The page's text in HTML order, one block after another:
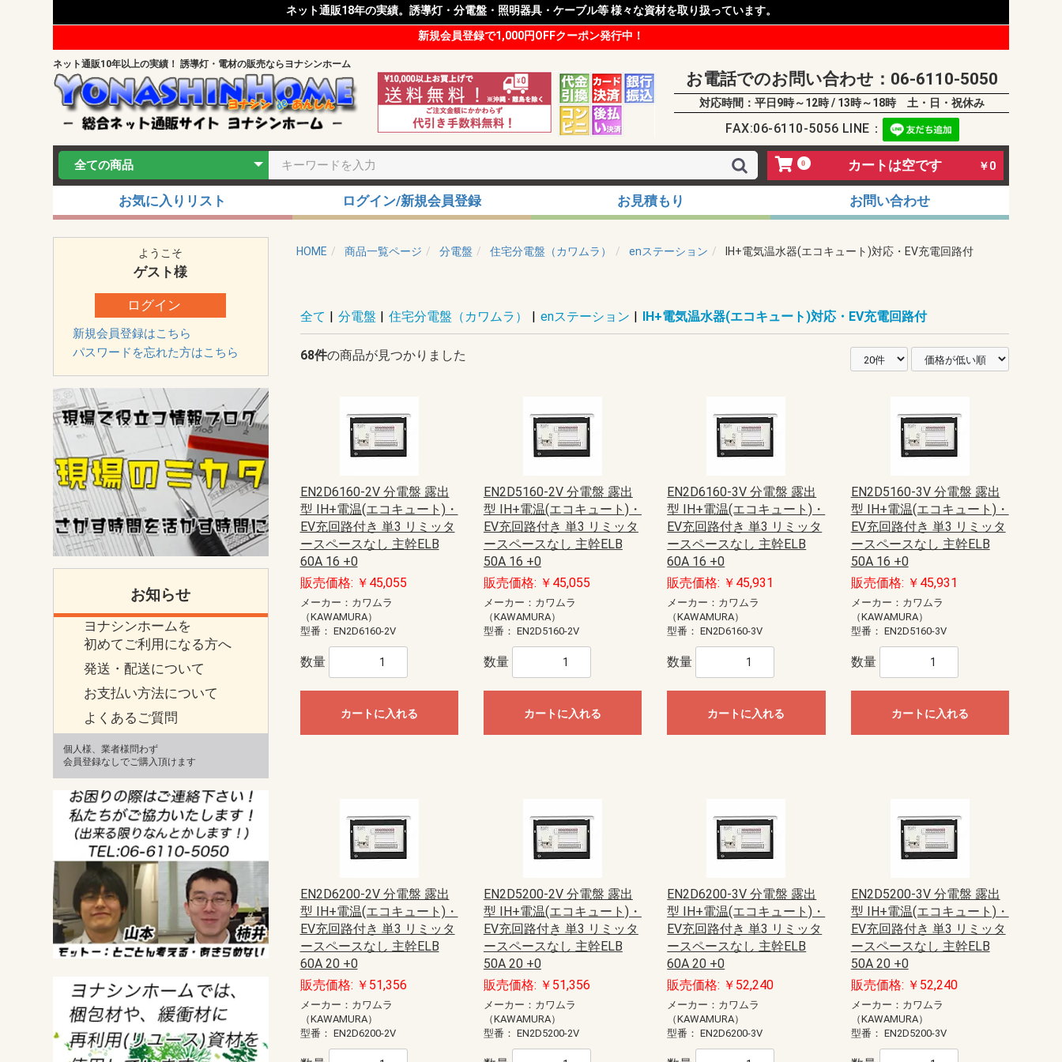
ネット通販18年の実績。誘導灯・分電盤・照明器具・ケーブル等 様々な資材を取り扱っています。
新規会員登録で1,000円OFFクーポン発行中！
ネット通販10年以上の実績！ 誘導灯・電材の販売ならヨナシンホーム
お電話でのお問い合わせ：06-6110-5050
対応時間：平日9時～12時 / 13時～18時 土・日・祝休み
FAX:06-6110-5056 LINE：
0 カートは空です ￥0
お気に入りリスト ログイン/新規会員登録 お見積もり お問い合わせ
ようこそ
ゲスト様
ログイン
新規会員登録はこちら
パスワードを忘れた方はこちら
お知らせ
ヨナシンホームを
初めてご利用になる方へ
発送・配送について
お支払い方法について
よくあるご質問
個人様、業者様問わず
会員登録なしでご購入頂けます
HOME 商品一覧ページ 分電盤 住宅分電盤（カワムラ） enステーション IH+電気温水器(エコキュート)対応・EV充電回路付
全て | 分電盤 | 住宅分電盤（カワムラ） | enステーション | IH+電気温水器(エコキュート)対応・EV充電回路付
68件の商品が見つかりました
EN2D6160-2V 分電盤 露出
型 IH+電温(エコキュート)・
EV充回路付き 単3 リミッタ
ースペースなし 主幹ELB
60A 16 +0
販売価格: ￥45,055
メーカー：カワムラ
（KAWAMURA）
型番： EN2D6160-2V
数量
カートに入れる
EN2D5160-2V 分電盤 露出
型 IH+電温(エコキュート)・
EV充回路付き 単3 リミッタ
ースペースなし 主幹ELB
50A 16 +0
販売価格: ￥45,055
メーカー：カワムラ
（KAWAMURA）
型番： EN2D5160-2V
数量
カートに入れる
EN2D6160-3V 分電盤 露出
型 IH+電温(エコキュート)・
EV充回路付き 単3 リミッタ
ースペースなし 主幹ELB
60A 16 +0
販売価格: ￥45,931
メーカー：カワムラ
（KAWAMURA）
型番：EN2D6160-3V
数量
カートに入れる
EN2D5160-3V 分電盤 露出
型 IH+電温(エコキュート)・
EV充回路付き 単3 リミッタ
ースペースなし 主幹ELB
50A 16 +0
販売価格: ￥45,931
メーカー：カワムラ
（KAWAMURA）
型番： EN2D5160-3V
数量
カートに入れる
EN2D6200-2V 分電盤 露出
型 IH+電温(エコキュート)・
EV充回路付き 単3 リミッタ
ースペースなし 主幹ELB
60A 20 +0
販売価格: ￥51,356
メーカー：カワムラ
（KAWAMURA）
型番： EN2D6200-2V
EN2D5200-2V 分電盤 露出
型 IH+電温(エコキュート)・
EV充回路付き 単3 リミッタ
ースペースなし 主幹ELB
50A 20 +0
販売価格: ￥51,356
メーカー：カワムラ
（KAWAMURA）
型番： EN2D5200-2V
EN2D6200-3V 分電盤 露出
型 IH+電温(エコキュート)・
EV充回路付き 単3 リミッタ
ースペースなし 主幹ELB
60A 20 +0
販売価格: ￥52,240
メーカー：カワムラ
（KAWAMURA）
型番：EN2D6200-3V
EN2D5200-3V 分電盤 露出
型 IH+電温(エコキュート)・
EV充回路付き 単3 リミッタ
ースペースなし 主幹ELB
50A 20 +0
販売価格: ￥52,240
メーカー：カワムラ
（KAWAMURA）
型番： EN2D5200-3V